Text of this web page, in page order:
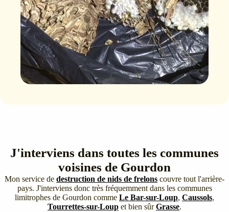
J'interviens dans toutes les communes
voisines de Gourdon
Mon service de destruction de nids de frelons couvre tout l'arrière-
pays. J'interviens donc très fréquemment dans les communes
limitrophes de Gourdon comme Le Bar-sur-Loup, Caussols,
Tourrettes-sur-Loup et bien sûrGrasse.